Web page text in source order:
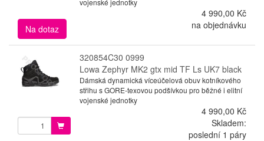
vojenské jednotky
4 990,00 Kč
Na dotaz
na objednávku
320854C30 0999
Lowa Zephyr MK2 gtx mid TF Ls UK7 black
Dámská dynamická víceúčelová obuv kotníkového
střihu s GORE-texovou podšívkou pro běžné i elitní
vojenské jednotky
4 990,00 Kč
Skladem:
poslední 1 páry